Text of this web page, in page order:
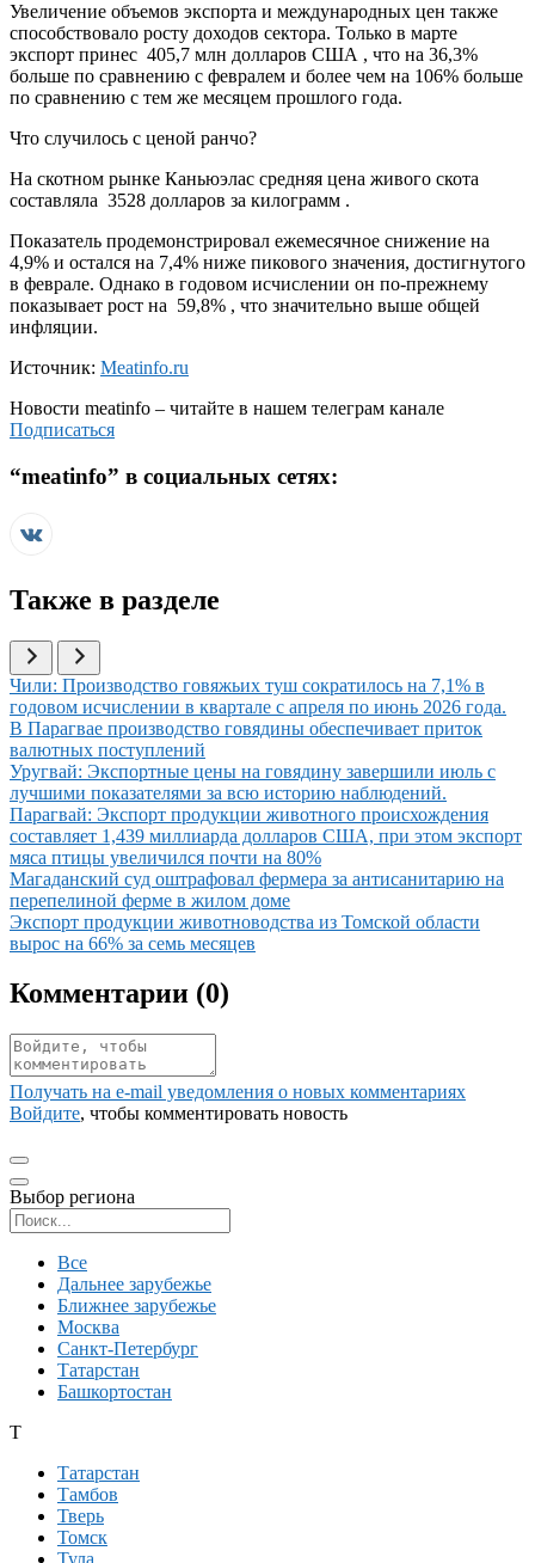
Увеличение объемов экспорта и международных цен также
способствовало росту доходов сектора. Только в марте
экспорт принес 405,7 млн ​​долларов США , что на 36,3%
больше по сравнению с февралем и более чем на 106% больше
по сравнению с тем же месяцем прошлого года.
Что случилось с ценой ранчо?
На скотном рынке Каньюэлас средняя цена живого скота
составляла 3528 долларов за килограмм .
Показатель продемонстрировал ежемесячное снижение на
4,9% и остался на 7,4% ниже пикового значения, достигнутого
в феврале. Однако в годовом исчислении он по-прежнему
показывает рост на 59,8% , что значительно выше общей
инфляции.
Источник: Meatinfo.ru
Новости meatinfo – читайте в нашем телеграм канале
Подписаться
“meatinfo” в социальных сетях:
Также в разделе
Иллюстрация новости
Чили: Производство говяжьих туш сократилось на 7,1% в
годовом исчислении в квартале с апреля по июнь 2026 года.
Иллюстрация новости
В Парагвае производство говядины обеспечивает приток
валютных поступлений
Иллюстрация новости
Уругвай: Экспортные цены на говядину завершили июль с
лучшими показателями за всю историю наблюдений.
Иллюстрация новости
Парагвай: Экспорт продукции животного происхождения
составляет 1,439 миллиарда долларов США, при этом экспорт
мяса птицы увеличился почти на 80%
Иллюстрация новости
Магаданский суд оштрафовал фермера за антисанитарию на
перепелиной ферме в жилом доме
Иллюстрация новости
Экспорт продукции животноводства из Томской области
вырос на 66% за семь месяцев
Комментарии (0)
Получать на e‑mail уведомления о новых комментариях
Войдите, чтобы комментировать новость
Выбор региона
Все
Дальнее зарубежье
Ближнее зарубежье
Москва
Санкт-Петербург
Татарстан
Башкортостан
Т
Татарстан
Тамбов
Тверь
Томск